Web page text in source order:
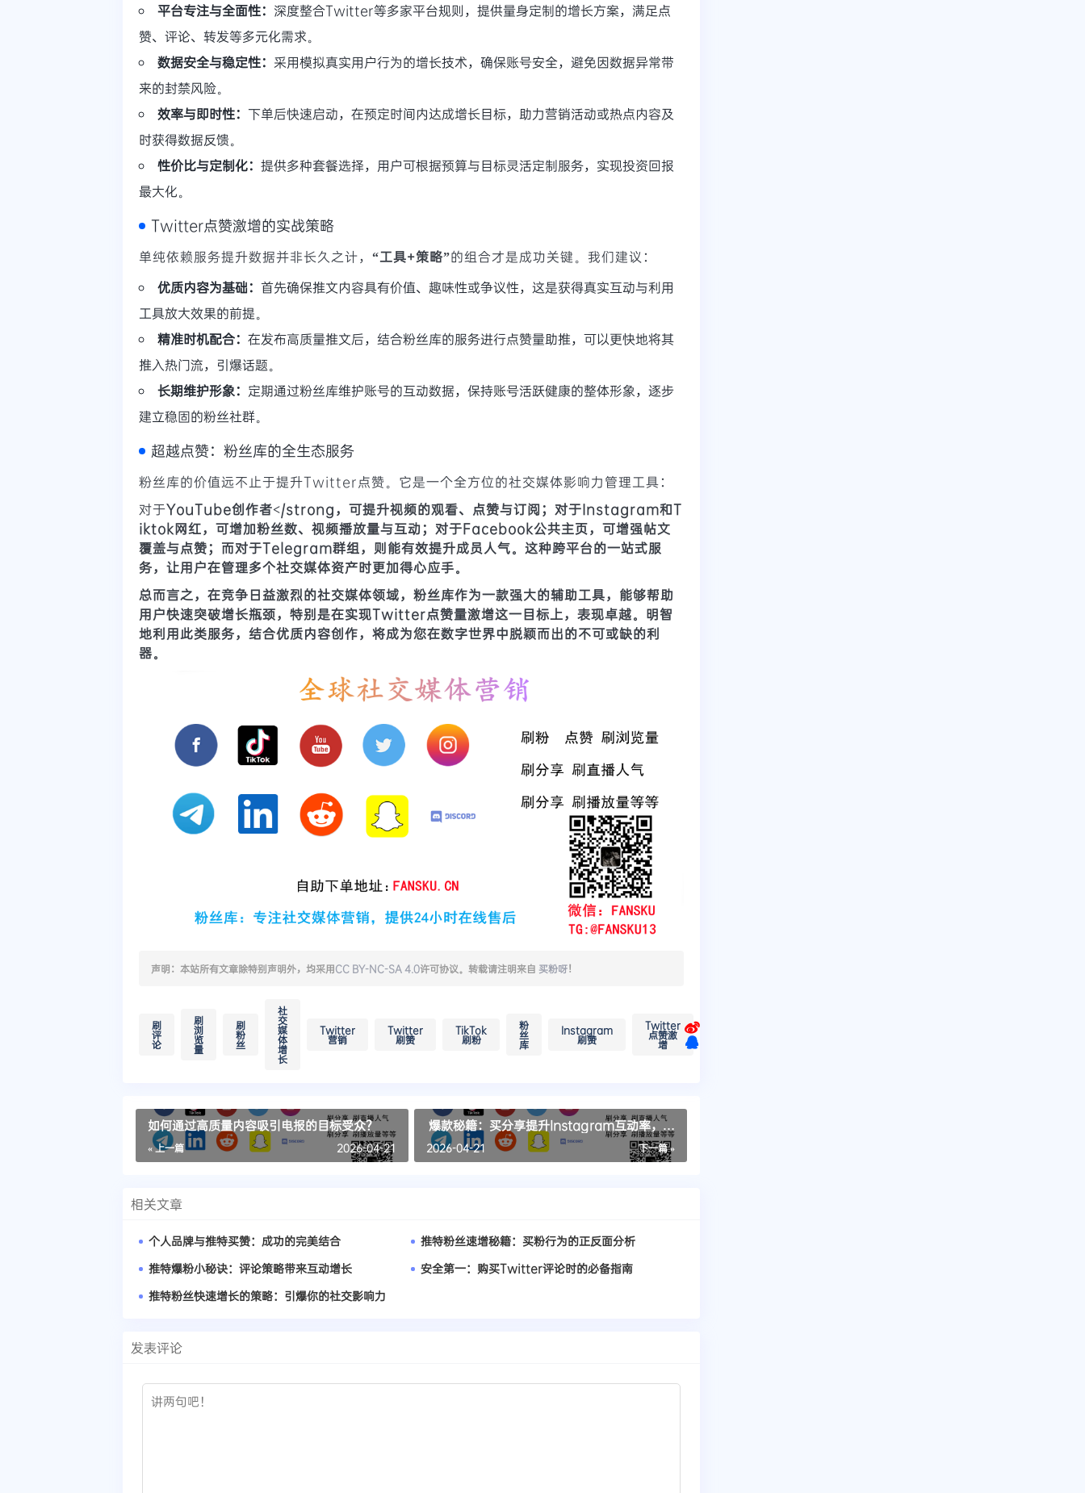
平台专注与全面性： 深度整合Twitter等多家平台规则，提供量身定制的增长方案，满足点
赞、评论、转发等多元化需求。
数据安全与稳定性： 采用模拟真实用户行为的增长技术，确保账号安全，避免因数据异常带
来的封禁风险。
效率与即时性： 下单后快速启动，在预定时间内达成增长目标，助力营销活动或热点内容及
时获得数据反馈。
性价比与定制化： 提供多种套餐选择，用户可根据预算与目标灵活定制服务，实现投资回报
最大化。
Twitter点赞激增的实战策略
单纯依赖服务提升数据并非长久之计， “工具+策略”的组合才是成功关键。我们建议：
优质内容为基础： 首先确保推文内容具有价值、趣味性或争议性，这是获得真实互动与利用
工具放大效果的前提。
精准时机配合： 在发布高质量推文后，结合粉丝库的服务进行点赞量助推，可以更快地将其
推入热门流，引爆话题。
长期维护形象： 定期通过粉丝库维护账号的互动数据，保持账号活跃健康的整体形象，逐步
建立稳固的粉丝社群。
超越点赞：粉丝库的全生态服务
粉丝库的价值远不止于提升Twitter点赞。它是一个全方位的社交媒体影响力管理工具：
对于YouTube创作者</strong，可提升视频的观看、点赞与订阅；对于Instagram和T
iktok网红，可增加粉丝数、视频播放量与互动；对于Facebook公共主页，可增强帖文
覆盖与点赞；而对于Telegram群组，则能有效提升成员人气。这种跨平台的一站式服
务，让用户在管理多个社交媒体资产时更加得心应手。
总而言之，在竞争日益激烈的社交媒体领域， 粉丝库作为一款强大的辅助工具，能够帮助
用户快速突破增长瓶颈，特别是在实现Twitter点赞量激增这一目标上，表现卓越。明智
地利用此类服务，结合优质内容创作，将成为您在数字世界中脱颖而出的不可或缺的利
器。
声明：本站所有文章除特别声明外，均采用CC BY-NC-SA 4.0许可协议。转载请注明来自 买粉呀！
刷
评
论
刷
浏
览
量
刷
粉
丝
社
交
媒
体
增
长
Twitter
营销
Twitter
刷赞
TikTok
刷粉
粉
丝
库
Instagram
刷赞
Twitter
点赞激
增
如何通过高质量内容吸引电报的目标受众？
« 上一篇 2026-04-21
爆款秘籍：买分享提升Instagram互动率，立
马吸引粉丝
下一篇 »
2026-04-21
相关文章
个人品牌与推特买赞：成功的完美结合
推特粉丝速增秘籍：买粉行为的正反面分析
推特爆粉小秘诀：评论策略带来互动增长
安全第一：购买Twitter评论时的必备指南
推特粉丝快速增长的策略：引爆你的社交影响力
发表评论